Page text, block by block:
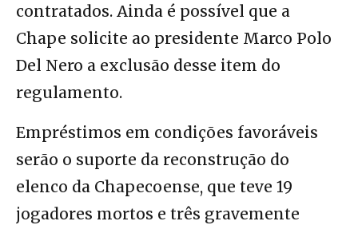
contratados. Ainda é possível que a
Chape solicite ao presidente Marco Polo
Del Nero a exclusão desse item do
regulamento.
Empréstimos em condições favoráveis
serão o suporte da reconstrução do
elenco da Chapecoense, que teve 19
jogadores mortos e três gravemente